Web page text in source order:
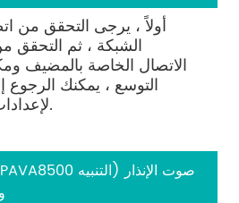
أولاً ، يرجى التحقق من
الشبكة ، ثم التحقق
الاتصال الخاصة بالمضيف
التوسع ، يمكنك الرجوع
لإعدادات البرامج.